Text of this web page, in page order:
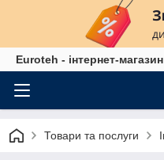
Euroteh - інтернет-
Товари та послуги